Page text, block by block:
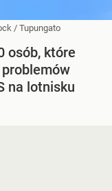
/ Tupungato
osób, które
na lotnisku